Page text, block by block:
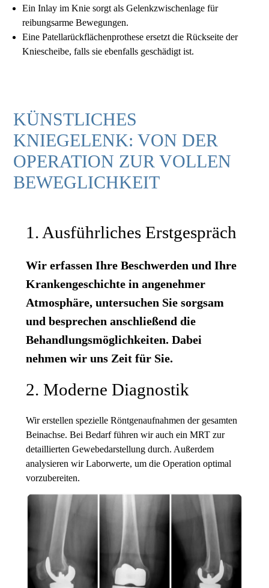
Ein Inlay im Knie sorgt als Gelenkzwischenlage für
reibungsarme Bewegungen.
Eine Patellarückflächenprothese ersetzt die Rückseite der
Kniescheibe, falls sie ebenfalls geschädigt ist.
KÜNSTLICHES
KNIEGELENK: VON DER
OPERATION ZUR VOLLEN
BEWEGLICHKEIT
1. Ausführliches Erstgespräch
Wir erfassen Ihre Beschwerden und Ihre
Krankengeschichte in angenehmer
Atmosphäre, untersuchen Sie sorgsam
und besprechen anschließend die
Behandlungsmöglichkeiten. Dabei
nehmen wir uns Zeit für Sie.
2. Moderne Diagnostik
Wir erstellen spezielle Röntgenaufnahmen der gesamten
Beinachse. Bei Bedarf führen wir auch ein MRT zur
detaillierten Gewebedarstellung durch. Außerdem
analysieren wir Laborwerte, um die Operation optimal
vorzubereiten.